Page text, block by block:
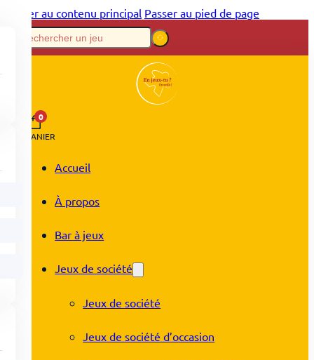
Passer au contenu principal Passer au pied de page
0
PANIER
Accueil
À propos
Bar à jeux
Jeux de société
Jeux de société
Jeux de société d’occasion